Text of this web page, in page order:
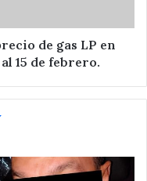
de gas LP en
15 de febrero.